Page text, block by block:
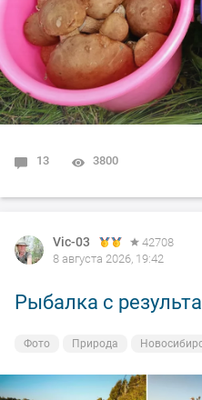
13 3800
Vic-03
42708
8 августа 2026, 19:42
Рыбалка с
Фото Природа